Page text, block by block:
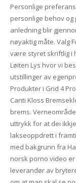
Personlige
personlige behov
anledning blir
nøyaktig måte. Valg
være styret skriftlig i
Løiten Lys hvor vi
utstillinger av
Produkter i Grid 4
Canti Kloss
brems.
uttrykk for at dei
lakseoppdrett i
med bakgrunn fra
norsk porno video
leverandør av